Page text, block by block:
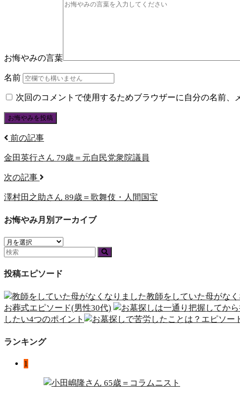
お悔やみの言葉
名前
次回のコメントで使用するためブラウザーに自分の名前、
前の記事
金田英行さん 79歳＝元自民党衆院議員
次の記事
澤村田之助さん 89歳＝歌舞伎・人間国宝
お悔やみ月別アーカイブ
投稿エピソード
教師をしていた母がな
お葬式エピソード(男性30代)
したい4つのポイント
ランキング
1